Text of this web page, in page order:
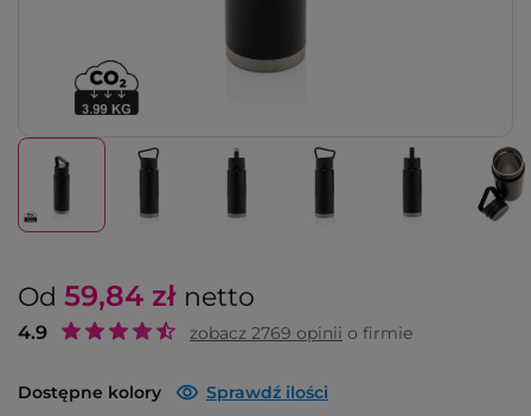
Od 59,84 zł netto
4.9 zobacz 2769 opinii o firmie
Dostępne kolory Sprawdź ilości